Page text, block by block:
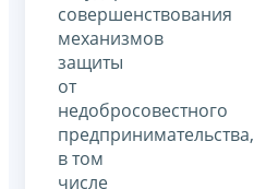
совершенствования
механизмов
защиты
от
недобросовестного
предпринимательства,
в том
числе